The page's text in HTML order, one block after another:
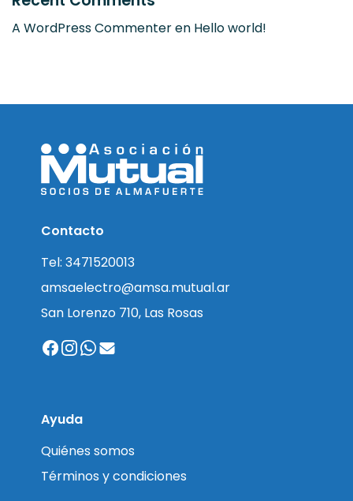
A WordPress Commenteren Hello world!
Contacto
Tel: 3471520013
amsaelectro@amsa.mutual.ar
San Lorenzo 710, Las Rosas
Ayuda
Quiénes somos
Términos y condiciones